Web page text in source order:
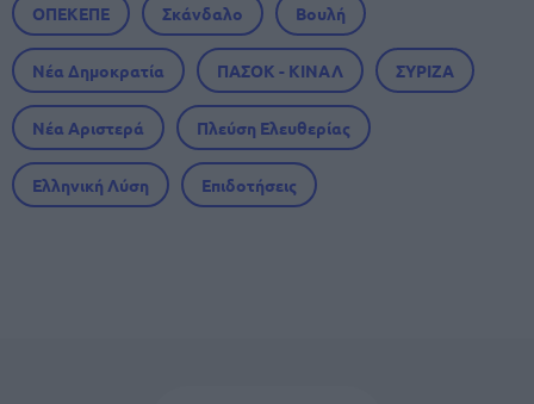
ΟΠΕΚΕΠΕ Σκάνδαλο Βουλή
Νέα Δημοκρατία ΠΑΣΟΚ - ΚΙΝΑΛ ΣΥΡΙΖΑ
Νέα Αριστερά Πλεύση Ελευθερίας
Ελληνική Λύση Επιδοτήσεις